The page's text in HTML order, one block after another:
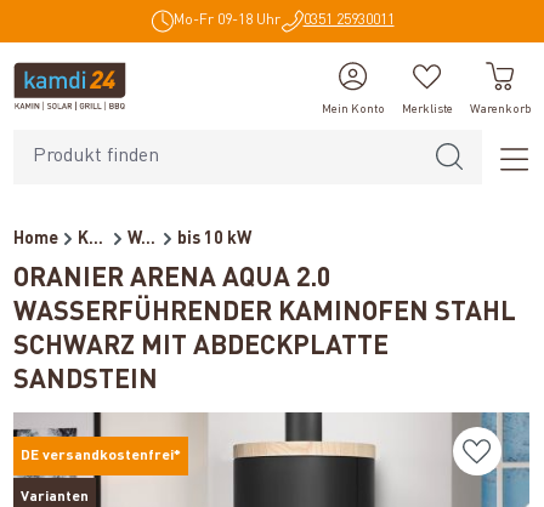
Mo-Fr 09-18 Uhr 0351 25930011
Mein Konto Merkliste Warenkorb
Home Kaminöfen Wasserführende Kaminöfen bis 10 kW
ORANIER ARENA AQUA 2.0
WASSERFÜHRENDER KAMINOFEN STAHL
SCHWARZ MIT ABDECKPLATTE
SANDSTEIN
DE versandkostenfrei*
Varianten